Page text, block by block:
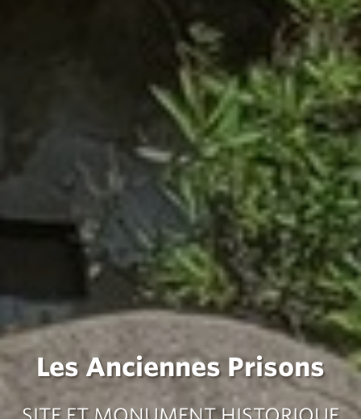
Les Anciennes Prisons